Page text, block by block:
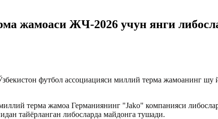
жамоаси ЖЧ-2026 учун янги
футбол ассоциацияси миллий терма жамоанинг шу
терма жамоа Германиянинг "Jako" компанияси
тайёрланган либосларда майдонга тушади.